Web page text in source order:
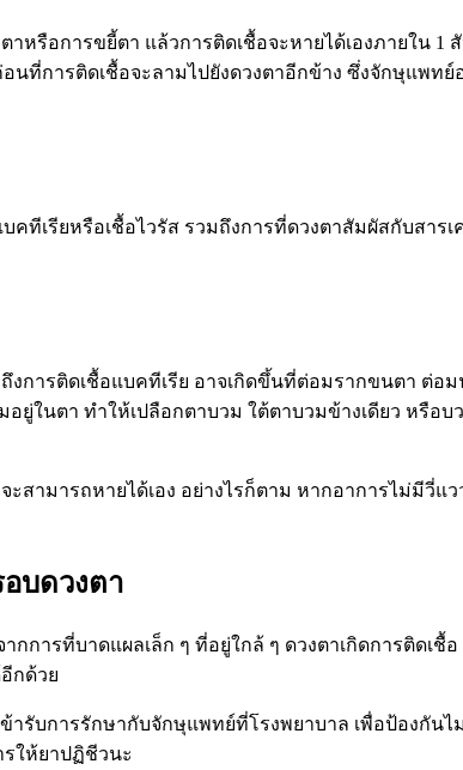
หรือการขยี้ตา แล้วการติดเชื้อจะหายได้เองภายใน
ที่การติดเชื้อจะลามไปยังดวงตาอีกข้าง ซึ่งจักษุแพท
คทีเรียหรือเชื้อไวรัส รวมถึงการที่ดวงตาสัมผัสกับสา
งการติดเชื้อแบคทีเรีย อาจเกิดขึ้นที่ต่อมรากขนตา ต่
ยู่ในตา ทำให้เปลือกตาบวม ใต้ตาบวมข้างเดียว หรือ
ะสามารถหายได้เอง อย่างไรก็ตาม หากอาการไม่มี
บดวงตา
กการที่บาดแผลเล็ก ๆ ที่อยู่ใกล้ ๆ ดวงตาเกิดการติดเ
กด้วย
ารับการรักษากับจักษุแพทย์ที่โรงพยาบาล เพื่อป้องกั
ให้ยาปฏิชีวนะ